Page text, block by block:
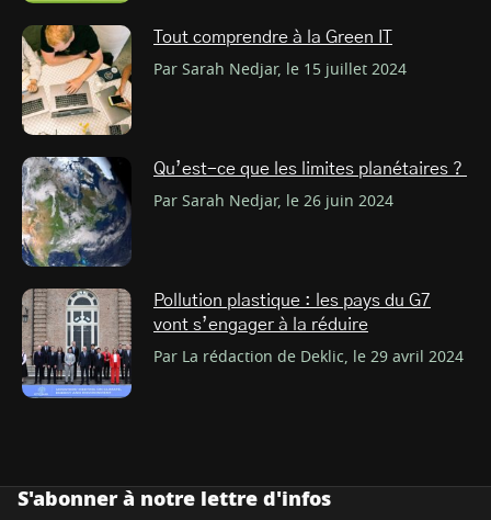
Tout comprendre à la Green IT
Par Sarah Nedjar, le 15 juillet 2024
Qu’est-ce que les limites planétaires ?
Par Sarah Nedjar, le 26 juin 2024
Pollution plastique : les pays du G7
vont s’engager à la réduire
Par La rédaction de Deklic, le 29 avril 2024
S'abonner à notre lettre d'infos